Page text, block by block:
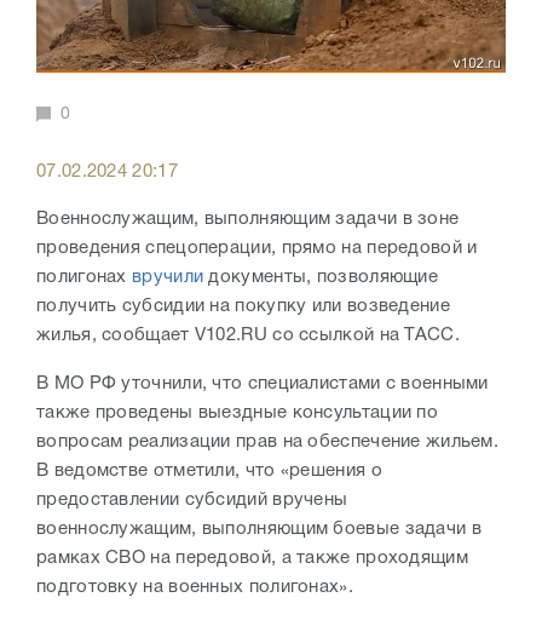
0
07.02.2024 20:17
Военнослужащим, выполняющим задачи в зоне
проведения спецоперации, прямо на передовой и
полигонах вручили документы, позволяющие
получить субсидии на покупку или возведение
жилья, сообщает V102.RU со ссылкой на ТАСС.
В МО РФ уточнили, что специалистами с военными
также проведены выездные консультации по
вопросам реализации прав на обеспечение жильем.
В ведомстве отметили, что «решения о
предоставлении субсидий вручены
военнослужащим, выполняющим боевые задачи в
рамках СВО на передовой, а также проходящим
подготовку на военных полигонах».